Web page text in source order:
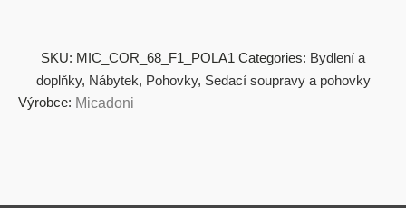
SKU: MIC_COR_68_F1_POLA1 Categories: Bydlení a
doplňky, Nábytek, Pohovky, Sedací soupravy a pohovky
Výrobce: Micadoni